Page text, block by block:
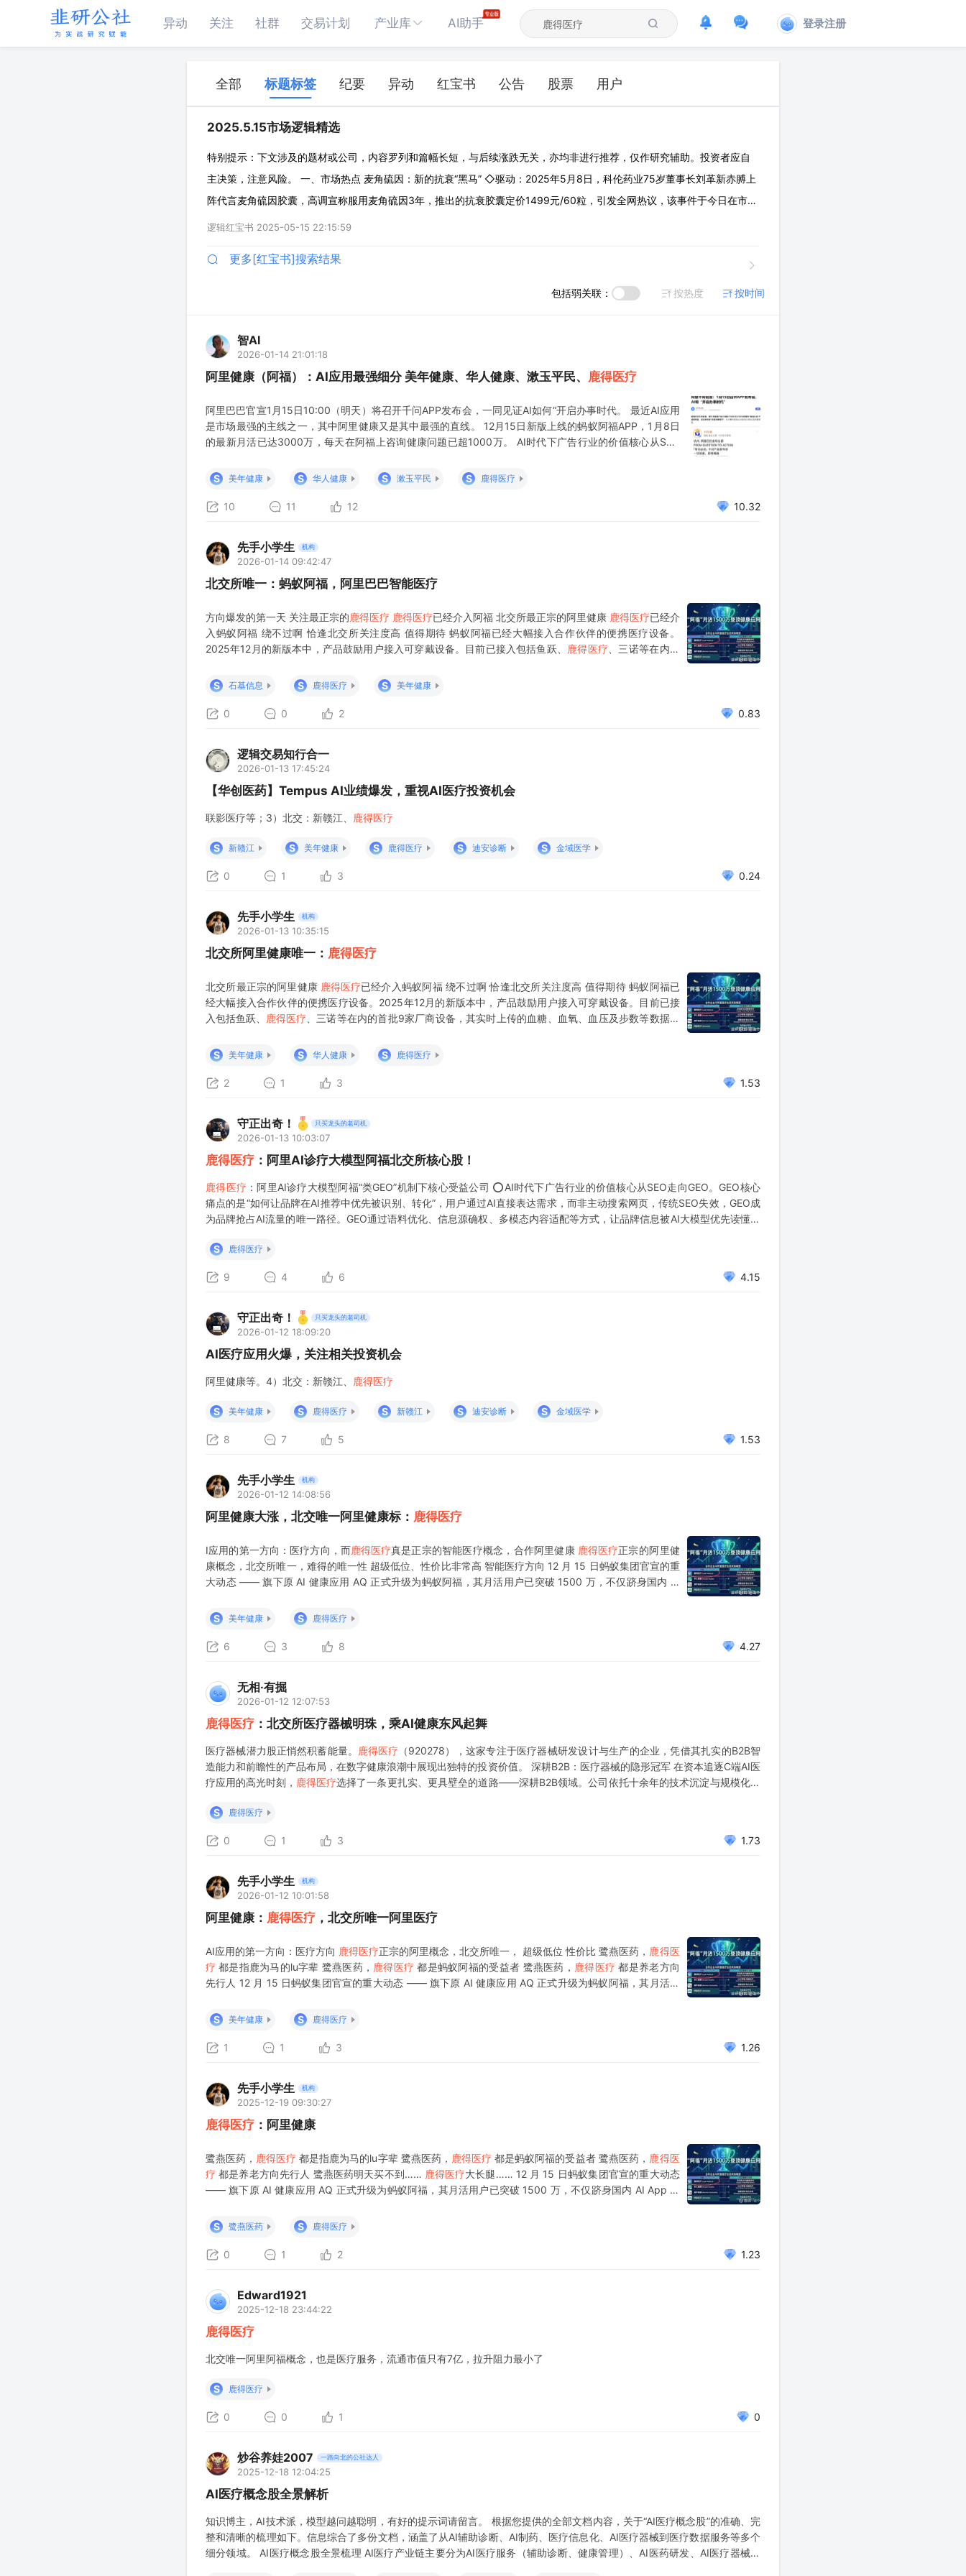
异动 关注 社群 交易计划 产业库 AI助手 登录注册
全部 标题标签 纪要 异动 红宝书 公告 股票 用户
2025.5.15市场逻辑精选
特别提示：下文涉及的题材或公司，内容罗列和篇幅长短，与后续涨跌无关，亦均非进行推荐，仅作研究辅助。投资者应自
主决策，注意风险。 一、市场热点 麦角硫因：新的抗衰“黑马” ◇驱动：2025年5月8日，科伦药业75岁董事长刘革新赤膊上
阵代言麦角硫因胶囊，高调宣称服用麦角硫因3年，推出的抗衰胶囊定价1499元/60粒，引发全网热议，该事件于今日在市场
上发酵。 ◇麦角硫因：具有抗氧化、抗炎、免疫调节等多种生物学功能，作为第五代抗氧化剂，其清除自由基的效率是辅酶
逻辑红宝书 2025-05-15 22:15:59
更多[红宝书]搜索结果
包括弱关联： 按热度 按时间
智AI
2026-01-14 21:01:18
阿里健康（阿福）：AI应用最强细分 美年健康、华人健康、漱玉平民、 鹿得医疗
阿里巴巴官宣1月15日10:00（明天）将召开千问APP发布会，一同见证AI如何“开启办事时代。 最近AI应用
是市场最强的主线之一，其中阿里健康又是其中最强的直线。 12月15日新版上线的蚂蚁阿福APP，1月8日
的最新月活已达3000万，每天在阿福上咨询健康问题已超1000万。 AI时代下广告行业的价值核心从SEO
主动搜索网页，传统SEO失效，GEO成为品牌抢占AI流量的唯一路径。GEO通过语
S 美年健康 S 华人健康 S 漱玉平民 S 鹿得医疗
10 11 12 10.32
先手小学生 机构
2026-01-14 09:42:47
北交所唯一：蚂蚁阿福，阿里巴巴智能医疗
方向爆发的第一天 关注最正宗的鹿得医疗 鹿得医疗已经介入阿福 北交所最正宗的阿里健康 鹿得医疗已经介
入蚂蚁阿福 绕不过啊 恰逢北交所关注度高 值得期待 蚂蚁阿福已经大幅接入合作伙伴的便携医疗设备。
2025年12月的新版本中，产品鼓励用户接入可穿戴设备。目前已接入包括鱼跃、
鹿得医疗 、三诺等在内的
了解。 [看多] 鹿得医疗将充分受益绑定问诊
S 石基信息 S 鹿得医疗 S 美年健康
0 0 2 0.83
逻辑交易知行合一
2026-01-13 17:45:24
【华创医药】Tempus AI业绩爆发，重视AI医疗投资机会
联影医疗等；3）北交：新赣江、 鹿得医疗
S 新赣江 S 美年健康 S 鹿得医疗 S 迪安诊断 S 金域医学
0 1 3 0.24
先手小学生 机构
2026-01-13 10:35:15
北交所阿里健康唯一： 鹿得医疗
北交所最正宗的阿里健康 鹿得医疗已经介入蚂蚁阿福 绕不过啊 恰逢北交所关注度高 值得期待 蚂蚁阿福已
经大幅接入合作伙伴的便携医疗设备。2025年12月的新版本中，产品鼓励用户接入可穿戴设备。目前已接
入包括鱼跃、
鹿得医疗 、三诺等在内的首批9家厂商设备，其实时上传的血糖、血氧、血压及步数等数据，
庭医疗器械龙头。
鹿得医疗 是全球机械
S 美年健康 S 华人健康 S 鹿得医疗
2 1 3 1.53
守正出奇！ 只买龙头的老司机
2026-01-13 10:03:07
鹿得医疗 ：阿里AI诊疗大模型阿福北交所核心股！
鹿得医疗 ：阿里AI诊疗大模型阿福“类GEO”机制下核心受益公司 ⭕AI时代下广告行业的价值核心从SEO走向GEO。GEO核心
痛点的是“如何让品牌在AI推荐中优先被识别、转化”，用户通过AI直接表达需求，而非主动搜索网页，传统SEO失效，GEO成
为品牌抢占AI流量的唯一路径。GEO通过语料优化、信息源确权、多模态内容适配等方式，让品牌信息被AI大模型优先读懂、
S
鹿得医疗
9 4 6 4.15
守正出奇！ 只买龙头的老司机
2026-01-12 18:09:20
AI医疗应用火爆，关注相关投资机会
阿里健康等。4）北交：新赣江、 鹿得医疗
S 美年健康 S 鹿得医疗 S 新赣江 S 迪安诊断 S 金域医学
8 7 5 1.53
先手小学生 机构
2026-01-12 14:08:56
阿里健康大涨，北交唯一阿里健康标： 鹿得医疗
I应用的第一方向：医疗方向，而鹿得医疗真是正宗的智能医疗概念，合作阿里健康 鹿得医疗正宗的阿里健
康概念，北交所唯一，难得的唯一性 超级低位、性价比非常高 智能医疗方向 12 月 15 日蚂蚁集团官宣的重
大动态 —— 旗下原 AI 健康应用 AQ 正式升级为蚂蚁阿福，其月活用户已突破 1500 万，不仅跻身国内 AI
S
美年健康 S 鹿得医疗
6 3 8 4.27
无相·有掘
2026-01-12 12:07:53
鹿得医疗 ：北交所医疗器械明珠，乘AI健康东风起舞
医疗器械潜力股正悄然积蓄能量。 鹿得医疗 （920278），这家专注于医疗器械研发设计与生产的企业，凭借其扎实的B2B智
造能力和前瞻性的产品布局，在数字健康浪潮中展现出独特的投资价值。 深耕B2B：医疗器械的隐形冠军 在资本追逐C端AI医
疗应用的高光时刻， 鹿得医疗选择了一条更扎实、更具壁垒的道路——深耕B2B领域。公司依托十余年的技术沉淀与规模化生
S
鹿得医疗
0 1 3 1.73
先手小学生 机构
2026-01-12 10:01:58
阿里健康： 鹿得医疗 ，北交所唯一阿里医疗
AI应用的第一方向：医疗方向 鹿得医疗正宗的阿里概念，北交所唯一， 超级低位 性价比 鹭燕医药， 鹿得医
疗 都是指鹿为马的lu字辈 鹭燕医药， 鹿得医疗 都是蚂蚁阿福的受益者 鹭燕医药， 鹿得医疗 都是养老方向
先行人 12 月 15 日蚂蚁集团官宣的重大动态 —— 旗下原 AI 健康应用 AQ 正式升级为蚂蚁阿福，其月活用
S
美年健康 S 鹿得医疗
1 1 3 1.26
先手小学生 机构
2025-12-19 09:30:27
鹿得医疗 ：阿里健康
鹭燕医药， 鹿得医疗 都是指鹿为马的lu字辈 鹭燕医药， 鹿得医疗 都是蚂蚁阿福的受益者 鹭燕医药， 鹿得医
疗 都是养老方向先行人 鹭燕医药明天买不到…… 鹿得医疗大长腿…… 12 月 15 日蚂蚁集团官宣的重大动态
—— 旗下原 AI 健康应用 AQ 正式升级为蚂蚁阿福，其月活用户已突破 1500 万，不仅跻身国内 AI App 前
S
鹭燕医药 S 鹿得医疗
0 1 2 1.23
Edward1921
2025-12-18 23:44:22
鹿得医疗
北交唯一阿里阿福概念，也是医疗服务，流通市值只有7亿，拉升阻力最小了
S 鹿得医疗
0 0 1 0
炒谷养娃2007 一路向北的公社达人
2025-12-18 12:04:25
AI医疗概念股全景解析
知识博主，AI技术派，模型越问越聪明，有好的提示词请留言。 根据您提供的全部文档内容，关于“AI医疗概念股”的准确、完
整和清晰的梳理如下。信息综合了多份文档，涵盖了从AI辅助诊断、AI制药、医疗信息化、AI医疗器械到医疗数据服务等多个
细分领域。 AI医疗概念股全景梳理 AI医疗产业链主要分为AI医疗服务（辅助诊断、健康管理）、AI医药研发、AI医疗器械、